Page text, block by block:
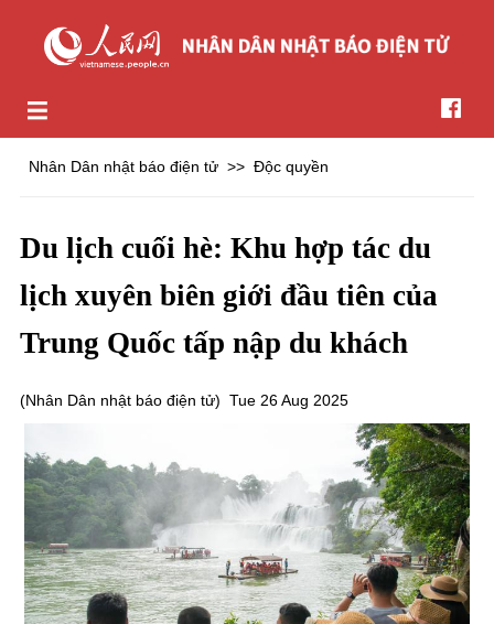
Nhân Dân nhật báo điện tử >> Độc quyền
Du lịch cuối hè: Khu hợp tác du
lịch xuyên biên giới đầu tiên của
Trung Quốc tấp nập du khách
(Nhân Dân nhật báo điện tử) Tue 26 Aug 2025